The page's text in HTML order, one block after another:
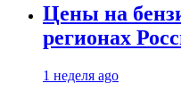
Цены на
регионах
1 неделя ago